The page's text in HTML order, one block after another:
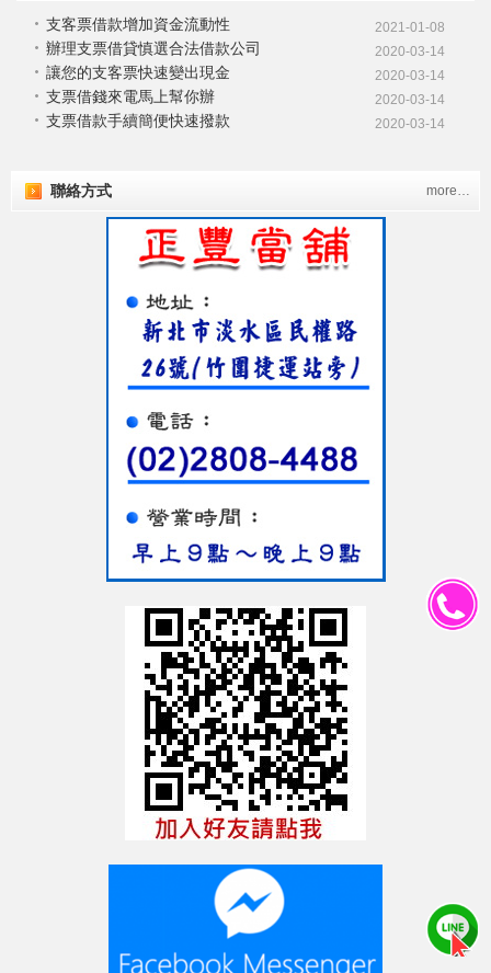
支客票借款增加資金流動性 2021-01-08
辦理支票借貸慎選合法借款公司 2020-03-14
讓您的支客票快速變出現金 2020-03-14
支票借錢來電馬上幫你辦 2020-03-14
支票借款手續簡便快速撥款 2020-03-14
聯絡方式 more…